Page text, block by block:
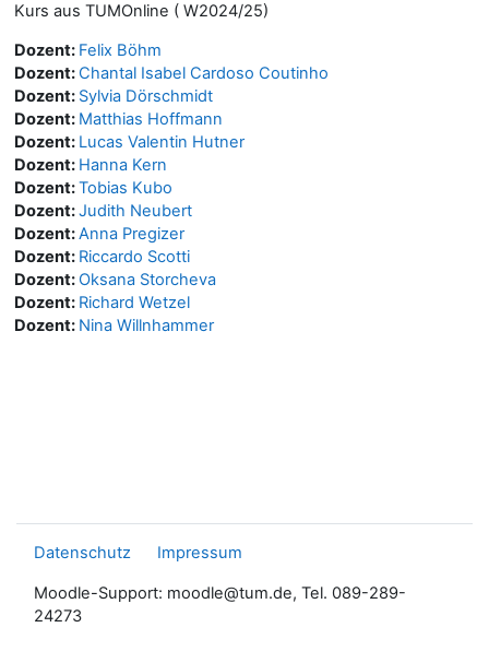
Kurs aus TUMOnline ( W2024/25)
Dozent: Felix Böhm
Dozent:Chantal Isabel Cardoso Coutinho
Dozent: Sylvia Dörschmidt
Dozent: Matthias Hoffmann
Dozent: Lucas Valentin Hutner
Dozent: Hanna Kern
Dozent:Tobias Kubo
Dozent:Judith Neubert
Dozent:Anna Pregizer
Dozent: Riccardo Scotti
Dozent:Oksana Storcheva
Dozent: Richard Wetzel
Dozent: Nina Willnhammer
Datenschutz Impressum
Moodle-Support: moodle@tum.de, Tel. 089-289-
24273